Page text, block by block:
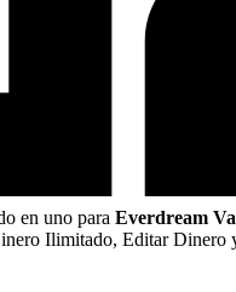
en uno para Everdream
Ilimitado, Editar Dinero